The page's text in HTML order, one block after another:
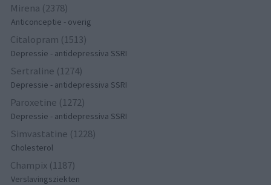
Mirena (2378)
Anticonceptie - overig
Citalopram (1513)
Depressie - antidepressiva SSRI
Sertraline (1274)
Depressie - antidepressiva SSRI
Paroxetine (1272)
Depressie - antidepressiva SSRI
Simvastatine (1228)
Cholesterol
Champix (1187)
Verslavingsziekten